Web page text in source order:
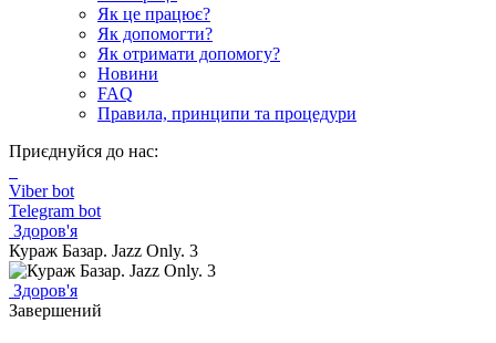
Як це працює?
Як допомогти?
Як отримати допомогу?
Новини
FAQ
Правила, принципи та процедури
Приєднуйся до нас:
Viber bot
Telegram bot
Здоров'я
Кураж Базар. Jazz Only. 3
Здоров'я
Завершений